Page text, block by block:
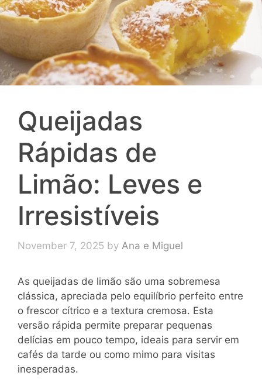
Queijadas
Rápidas de
Limão: Leves e
Irresistíveis
November 7, 2025 by Ana e Miguel
As queijadas de limão são uma sobremesa
clássica, apreciada pelo equilíbrio perfeito entre
o frescor cítrico e a textura cremosa. Esta
versão rápida permite preparar pequenas
delícias em pouco tempo, ideais para servir em
cafés da tarde ou como mimo para visitas
inesperadas.